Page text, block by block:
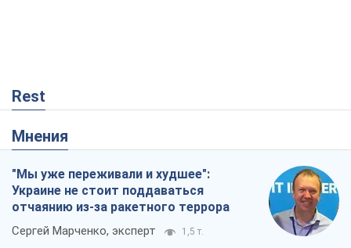
Rest
Мнения
"Мы уже переживали и худшее":
Украине не стоит поддаваться
отчаянию из-за ракетного террора
Сергей Марченко, эксперт 1,5 т.